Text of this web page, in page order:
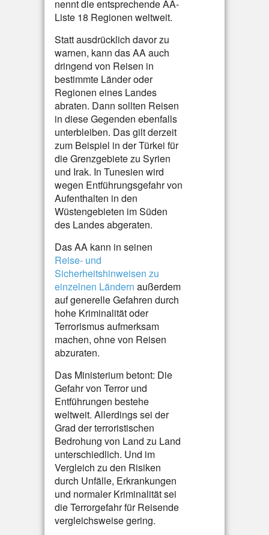
nennt die entsprechende AA-
Liste 18 Regionen weltweit.
Statt ausdrücklich davor zu
warnen, kann das AA auch
dringend von Reisen in
bestimmte Länder oder
Regionen eines Landes
abraten. Dann sollten Reisen
in diese Gegenden ebenfalls
unterbleiben. Das gilt derzeit
zum Beispiel in der Türkei für
die Grenzgebiete zu Syrien
und Irak. In Tunesien wird
wegen Entführungsgefahr von
Aufenthalten in den
Wüstengebieten im Süden
des Landes abgeraten.
Das AA kann in seinen
Reise- und
Sicherheitshinweisen zu
einzelnen Ländern außerdem
auf generelle Gefahren durch
hohe Kriminalität oder
Terrorismus aufmerksam
machen, ohne von Reisen
abzuraten.
Das Ministerium betont: Die
Gefahr von Terror und
Entführungen bestehe
weltweit. Allerdings sei der
Grad der terroristischen
Bedrohung von Land zu Land
unterschiedlich. Und im
Vergleich zu den Risiken
durch Unfälle, Erkrankungen
und normaler Kriminalität sei
die Terrorgefahr für Reisende
vergleichsweise gering.